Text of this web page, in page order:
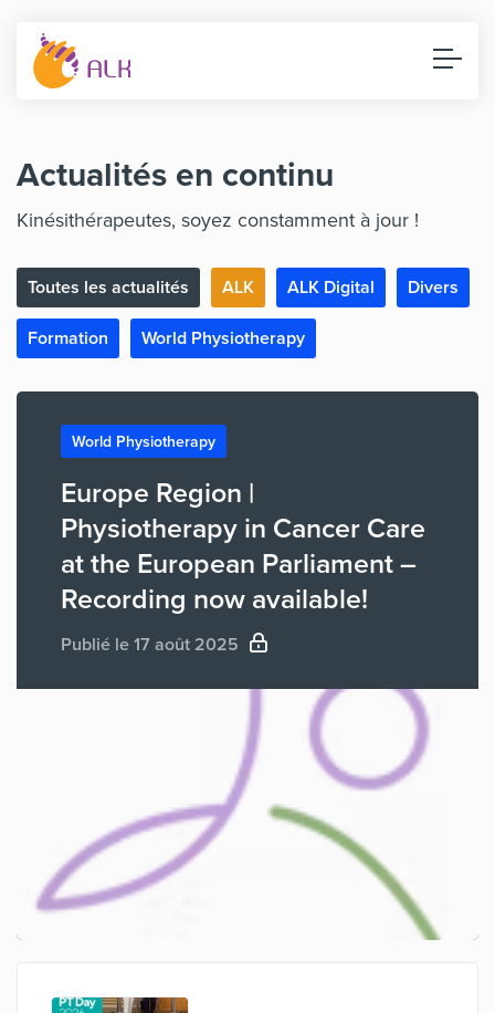
Actualités en continu
Kinésithérapeutes, soyez constamment à jour !
Toutes les actualités ALK ALK Digital
Divers
Formation
World Physiotherapy
World Physiotherapy
Europe Region |
Physiotherapy in Cancer Care
at the European Parliament –
Recording now available!
Publié le 17 août 2025